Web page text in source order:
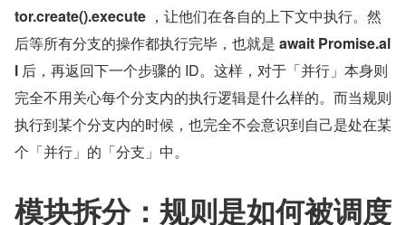
tor.create().execute ，让他们在各自的上下文中执行。然
后等所有分支的操作都执行完毕，也就是 await Promise.al
l 后，再返回下一个步骤的 ID。这样，对于「并行」本身则
完全不用关心每个分支内的执行逻辑是什么样的。而当规则
执行到某个分支内的时候，也完全不会意识到自己是处在某
个「并行」的「分支」中。
模块拆分：规则是如何被调度